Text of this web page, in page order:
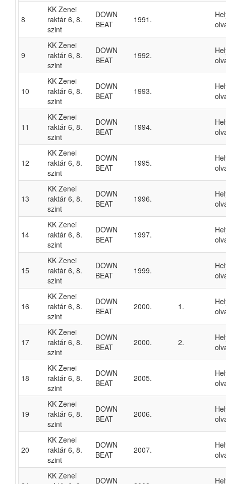
8
KK Zenei
raktár 6, 8.
szint
DOWN
BEAT
1991.
9
KK Zenei
raktár 6, 8.
szint
DOWN
BEAT
1992.
10
KK Zenei
raktár 6, 8.
szint
DOWN
BEAT
1993.
11
KK Zenei
raktár 6, 8.
szint
DOWN
BEAT
1994.
12
KK Zenei
raktár 6, 8.
szint
DOWN
BEAT
1995.
13
KK Zenei
raktár 6, 8.
szint
DOWN
BEAT
1996.
14
KK Zenei
raktár 6, 8.
szint
DOWN
BEAT
1997.
15
KK Zenei
raktár 6, 8.
szint
DOWN
BEAT
1999.
16
KK Zenei
raktár 6, 8.
szint
DOWN
BEAT
2000. 1.
17
KK Zenei
raktár 6, 8.
szint
DOWN
BEAT
2000. 2.
18
KK Zenei
raktár 6, 8.
szint
DOWN
BEAT
2005.
19
KK Zenei
raktár 6, 8.
szint
DOWN
BEAT
2006.
20
KK Zenei
raktár 6, 8.
szint
DOWN
BEAT
2007.
KK Zenei
DOWN